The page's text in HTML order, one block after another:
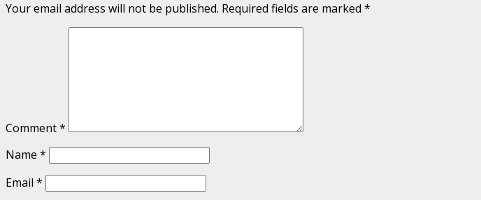
Your email address will not be published. Required fields are marked *
Comment*
Name *
Email *